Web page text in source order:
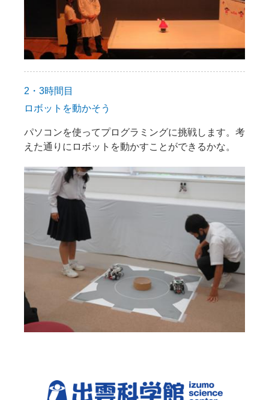
2・3時間目
ロボットを動かそう
パソコンを使ってプログラミングに挑戦します。考
えた通りにロボットを動かすことができるかな。